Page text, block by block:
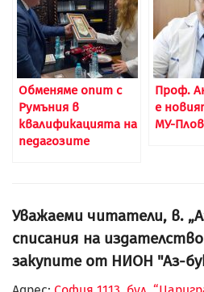
Обменяме опит с
Румъния в
квалификацията на
педагозите
Проф.
е
МУ-
Уважаеми читатели, в.
списания на
закупите от НИОН "Аз-